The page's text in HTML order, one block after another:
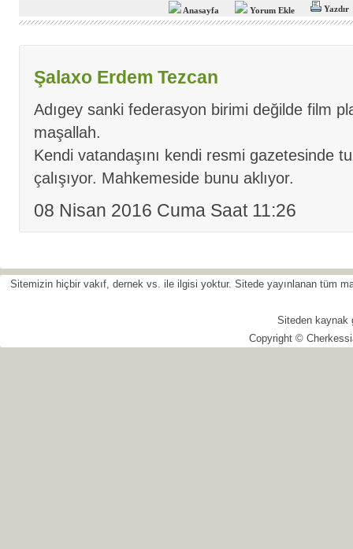
Anasayfa Yorum Ekle Yazdır
Şalaxo Erdem Tezcan
Adıgey sanki federasyon birimi değilde film
maşallah.
Kendi vatandaşını kendi resmi gazetesinde
çalışıyor. Mahkemeside bunu aklıyor.
08 Nisan 2016 Cuma Saat 11:26
Sitemizin hiçbir vakıf, dernek vs. ile ilgisi yoktur. Sitede yayınlanan tüm
Siteden kaynak
Copyright ©